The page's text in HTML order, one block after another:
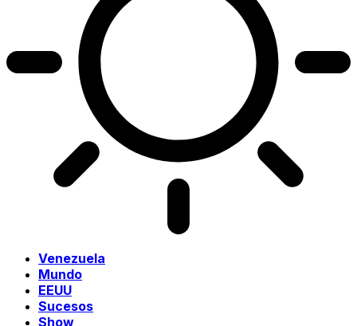
Venezuela
Mundo
EEUU
Sucesos
Show